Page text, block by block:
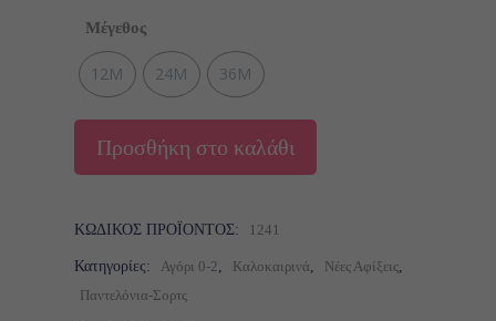
Μέγεθος
12M 24M 36M
Προσθήκη στο καλάθι
ΚΩΔΙΚΌΣ ΠΡΟΪΌΝΤΟΣ: 1241
Κατηγορίες: Αγόρι 0-2, Καλοκαιρινά, Νέες Αφίξεις,
Παντελόνια-Σορτς